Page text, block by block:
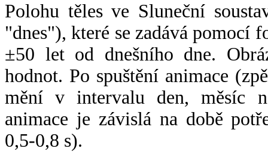
Polohu těles ve Sluneční
"dnes"), které se zadává pomocí
±50 let od dnešního dne.
hodnot. Po spuštění animace
mění v intervalu den, měsíc
animace je závislá na době
0,5-0,8 s).